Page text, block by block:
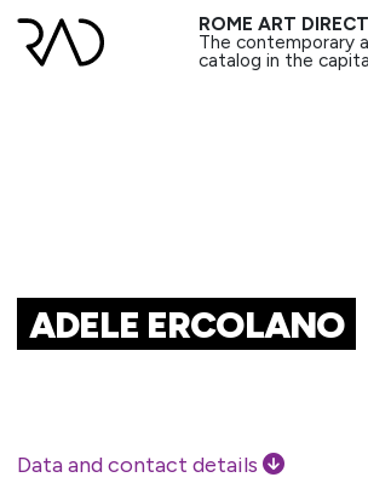
ROME ART
The contemporary
catalog in the
ADELE ERCOLANO
Data and contact details